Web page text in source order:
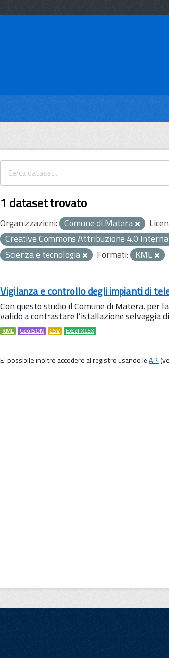
1 dataset trovato
Organizzazioni: Comune di Matera
Creative Commons Attribuzione 4.0
Scienza e tecnologia
Formati: KML
Vigilanza e controllo degli impianti di
Con questo studio il Comune di Matera, per
valido a contrastare l’istallazione selvaggia
KML GeoJSON CSV Excel XLSX
E' possibile inoltre accedere al registro usando leAPI